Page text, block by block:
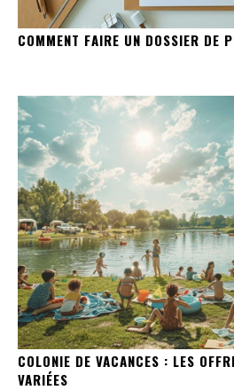
COMMENT FAIRE UN DOSSIER DE
COLONIE DE VACANCES : LES
VARIÉES